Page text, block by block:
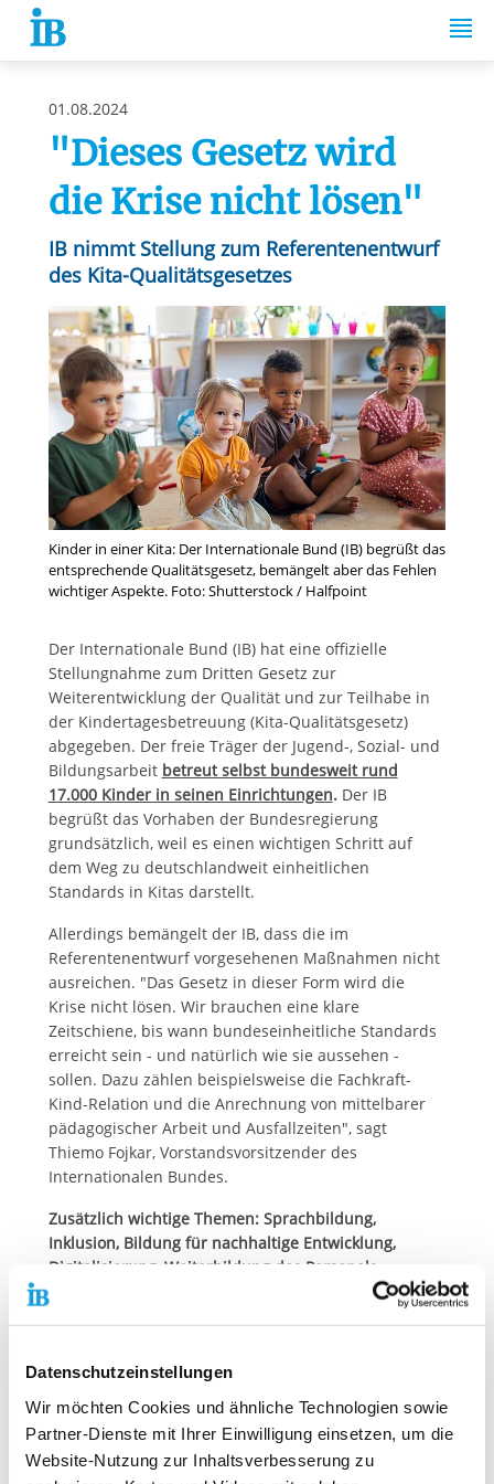
Datenschutzeinstellungen
Wir möchten Cookies und ähnliche Technologien sowie
Partner-Dienste mit Ihrer Einwilligung einsetzen, um die
Website-Nutzung zur Inhaltsverbesserung zu
Springe zum Inhalt
01.08.2024
"Dieses Gesetz wird
die Krise nicht lösen"
IB nimmt Stellung zum Referentenentwurf
des Kita-Qualitätsgesetzes
Kinder in einer Kita: Der Internationale Bund (IB) begrüßt das
entsprechende Qualitätsgesetz, bemängelt aber das Fehlen
wichtiger Aspekte. Foto: Shutterstock / Halfpoint
Der Internationale Bund (IB) hat eine offizielle
Stellungnahme zum Dritten Gesetz zur
Weiterentwicklung der Qualität und zur Teilhabe in
der Kindertagesbetreuung (Kita-Qualitätsgesetz)
abgegeben. Der freie Träger der Jugend-, Sozial- und
Bildungsarbeit betreut selbst bundesweit rund
17.000 Kinder in seinen Einrichtungen. Der IB
begrüßt das Vorhaben der Bundesregierung
grundsätzlich, weil es einen wichtigen Schritt auf
dem Weg zu deutschlandweit einheitlichen
Standards in Kitas darstellt.
Allerdings bemängelt der IB, dass die im
Referentenentwurf vorgesehenen Maßnahmen nicht
ausreichen. "Das Gesetz in dieser Form wird die
Krise nicht lösen. Wir brauchen eine klare
Zeitschiene, bis wann bundeseinheitliche Standards
erreicht sein - und natürlich wie sie aussehen -
sollen. Dazu zählen beispielsweise die Fachkraft-
Kind-Relation und die Anrechnung von mittelbarer
pädagogischer Arbeit und Ausfallzeiten", sagt
Thiemo Fojkar, Vorstandsvorsitzender des
Internationalen Bundes.
Zusätzlich wichtige Themen: Sprachbildung,
Inklusion, Bildung für nachhaltige Entwicklung,
Digitalisierung, Weiterbildung des Personals
Außerdem fordert der IB, Sprachbildung und
(Profilstellen) nötig. Diese könnten sich darüber
hinaus weiteren dringlichen Themen widmen, wie
beispielsweiseBildung für nachhaltige Entwicklung
oder Digitalisierung.